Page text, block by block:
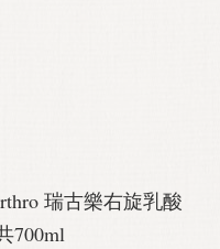
瑞古樂右旋乳酸
700ml